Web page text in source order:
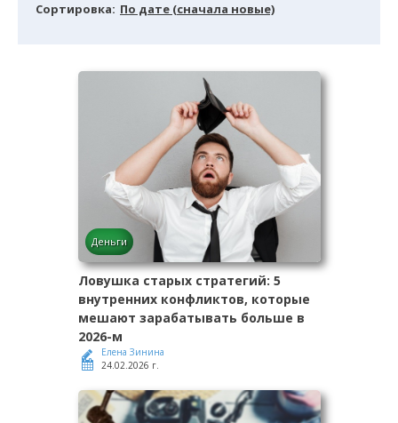
Cортировка: По дате (сначала новые)
Деньги
Ловушка старых стратегий: 5
внутренних конфликтов, которые
мешают зарабатывать больше в
2026-м
Елена Зинина
24.02.2026 г.